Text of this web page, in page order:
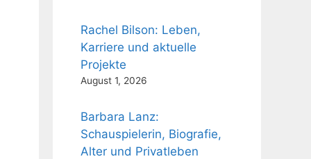
Rachel Bilson: Leben,
Karriere und aktuelle
Projekte
August 1, 2026
Barbara Lanz:
Schauspielerin, Biografie,
Alter und Privatleben